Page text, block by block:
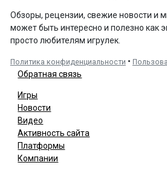
Обзоры, рецензии, свежие новости и
может быть интересно и полезно как
просто любителям игрулек.
Политика конфиденциальности •
Обратная связь
Игры
Новости
Видео
Активность сайта
Платформы
Компании